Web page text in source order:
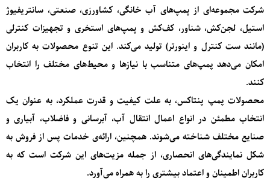
شرکت مجموعه‌ای از پمپ‌های آب خانگی، کشاورزی، صنعتی، سانتریفیوژ
استیل، لجن‌کش، شناور، کف‌کش و پمپ‌های استخری و تجهیزات کنترلی
(مانند ست کنترل و اینورتر) تولید می‌کند. این تنوع محصولات به کاربران
امکان می‌دهد پمپ‌های متناسب با نیازها و محیط‌های مختلف را انتخاب
کنند.
محصولات پمپ پنتاکس، به علت کیفیت و قدرت عملکرد، به عنوان یک
انتخاب مطمئن در انواع اعمال انتقال آب، آبرسانی و فاضلاب، آبیاری و
صنایع مختلف شناخته می‌شوند. همچنین، ارائه‌ی خدمات پس از فروش به
شکل نمایندگی‌های انحصاری، از جمله مزیت‌های این شرکت است که به
کاربران اطمینان و اعتماد بیشتری را به همراه می‌آورد.